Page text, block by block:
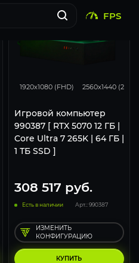
FPS
3840x2160 (4K)
1920x1080 (FHD) 2560x1440 (2K)
Игровой компьютер
990387 [ RTX 5070 12 ГБ |
Core Ultra 7 265K | 64 ГБ |
1 ТБ SSD ]
308 517 руб.
Есть в наличии Арт.: 990387
КУПИТЬ
ИЗМЕНИТЬ
КОНФИГУРАЦИЮ